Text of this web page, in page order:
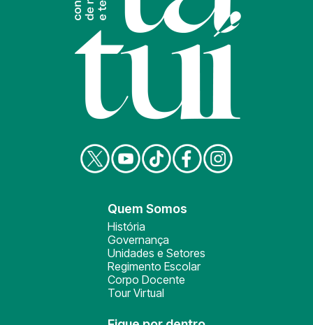
Quem Somos
História
Governança
Unidades e Setores
Regimento Escolar
Corpo Docente
Tour Virtual